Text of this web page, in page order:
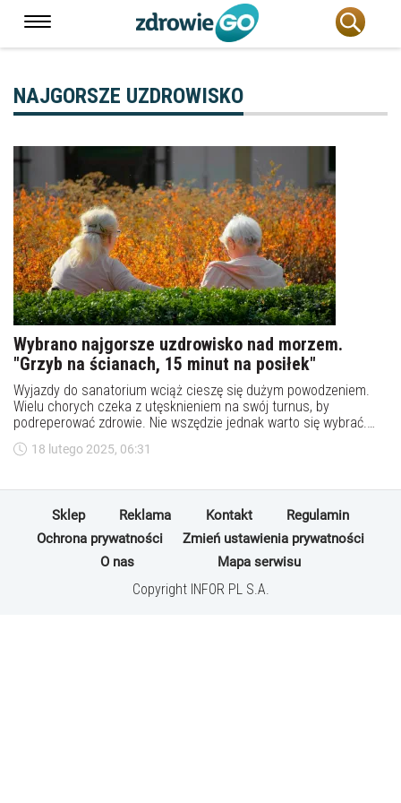
NAJGORSZE UZDROWISKO
Wybrano najgorsze uzdrowisko nad morzem.
"Grzyb na ścianach, 15 minut na posiłek"
Wyjazdy do sanatorium wciąż cieszę się dużym powodzeniem.
Wielu chorych czeka z utęsknieniem na swój turnus, by
podreperować zdrowie. Nie wszędzie jednak warto się wybrać.
Kuracjusze wskazali najgorsze uzdrowisko nad morzem.
18 lutego 2025, 06:31
Sklep Reklama Kontakt
Regulamin
Ochrona prywatności
Zmień ustawienia prywatności
O nas
Mapa serwisu
Copyright INFOR PL S.A.